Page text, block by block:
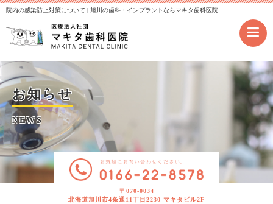
院内の感染防止対策について | 旭川の歯科・インプラントならマキタ歯科医院
お知らせ
NEWS
〒070-0034
北海道旭川市4条通11丁目2230 マキタビル2F